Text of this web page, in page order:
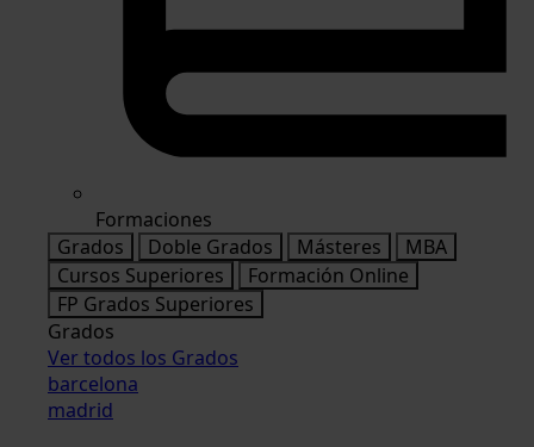
Formaciones
Grados
Doble Grados Másteres
MBA
Cursos Superiores
Formación Online
FP Grados Superiores
Grados
Ver todos los Grados
barcelona
madrid